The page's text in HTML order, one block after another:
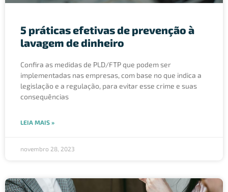
5 práticas efetivas de prevenção à
lavagem de dinheiro
Confira as medidas de PLD/FTP que podem ser
implementadas nas empresas, com base no que indica a
legislação e a regulação, para evitar esse crime e suas
consequências
LEIA MAIS »
novembro 28, 2023